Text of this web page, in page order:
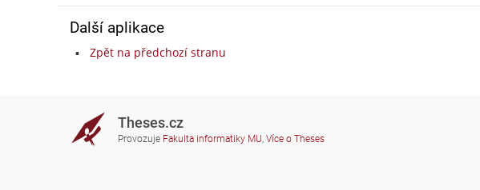
Další aplikace
Zpět na předchozí stranu
Theses.cz
Provozuje Fakulta informatiky MU, Více o Theses